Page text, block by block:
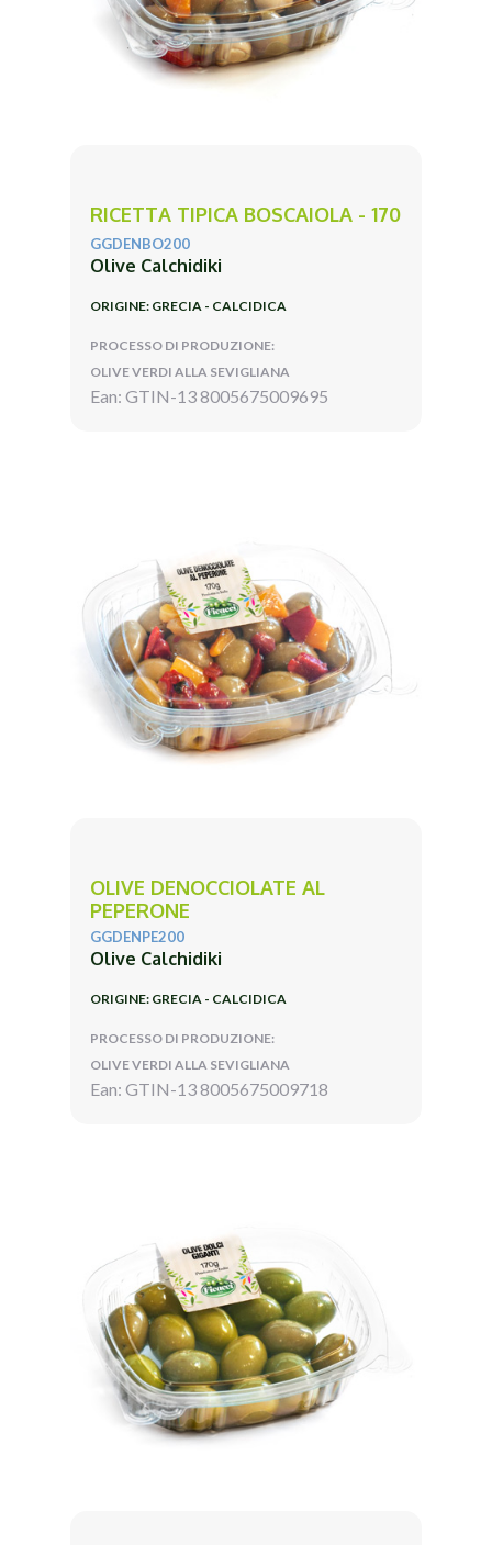
RICETTA TIPICA BOSCAIOLA - 170
GGDENBO200
Olive Calchidiki
ORIGINE: GRECIA - CALCIDICA
PROCESSO DI PRODUZIONE:
OLIVE VERDI ALLA SEVIGLIANA
Ean: GTIN-13 8005675009695
OLIVE DENOCCIOLATE AL
PEPERONE
GGDENPE200
Olive Calchidiki
ORIGINE: GRECIA - CALCIDICA
PROCESSO DI PRODUZIONE:
OLIVE VERDI ALLA SEVIGLIANA
Ean: GTIN-13 8005675009718